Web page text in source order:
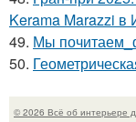
Kerama Marazzi
49. Мы
50.
© 2026 Всё об интерьере